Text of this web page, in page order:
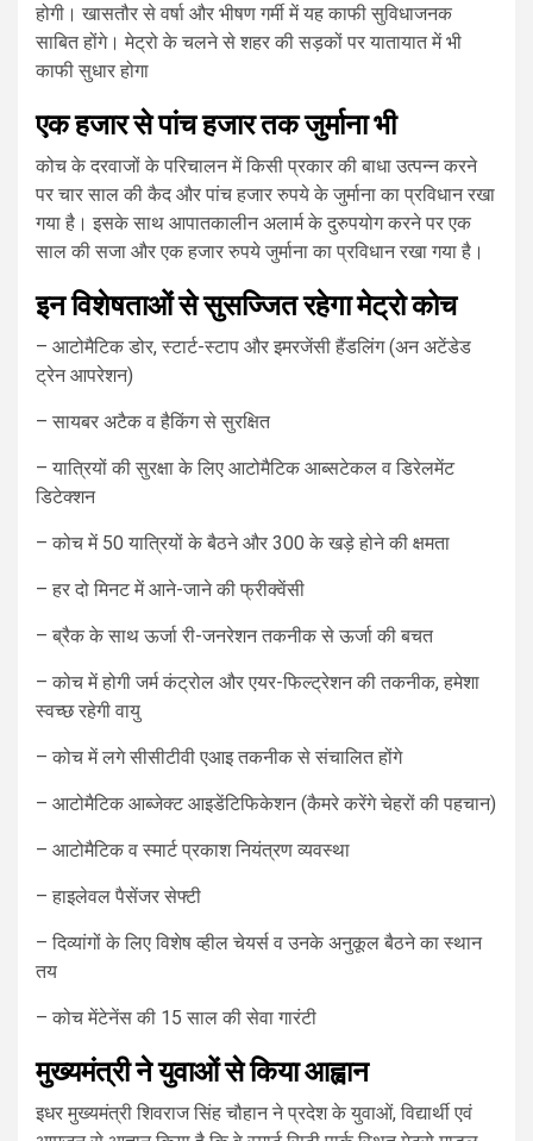
होगी। खासतौर से वर्षा और भीषण गर्मी में यह काफी सुविधाजनक
साबित होंगे। मेट्रो के चलने से शहर की सड़कों पर यातायात में भी
काफी सुधार होगा
एक हजार से पांच हजार तक जुर्माना भी
कोच के दरवाजों के परिचालन में किसी प्रकार की बाधा उत्पन्न करने
पर चार साल की कैद और पांच हजार रुपये के जुर्माना का प्रविधान रखा
गया है। इसके साथ आपातकालीन अलार्म के दुरुपयोग करने पर एक
साल की सजा और एक हजार रुपये जुर्माना का प्रविधान रखा गया है।
इन विशेषताओं से सुसज्जित रहेगा मेट्रो कोच
– आटोमैटिक डोर, स्टार्ट-स्टाप और इमरजेंसी हैंडलिंग (अन अटेंडेड
ट्रेन आपरेशन)
– सायबर अटैक व हैकिंग से सुरक्षित
– यात्रियों की सुरक्षा के लिए आटोमैटिक आब्सटेकल व डिरेलमेंट
डिटेक्शन
– कोच में 50 यात्रियों के बैठने और 300 के खड़े होने की क्षमता
– हर दो मिनट में आने-जाने की फ्रीक्वेंसी
– ब्रैक के साथ ऊर्जा री-जनरेशन तकनीक से ऊर्जा की बचत
– कोच में होगी जर्म कंट्रोल और एयर-फिल्ट्रेशन की तकनीक, हमेशा
स्वच्छ रहेगी वायु
– कोच में लगे सीसीटीवी एआइ तकनीक से संचालित होंगे
– आटोमैटिक आब्जेक्ट आइडेंटिफिकेशन (कैमरे करेंगे चेहरों की पहचान)
– आटोमैटिक व स्मार्ट प्रकाश नियंत्रण व्यवस्था
– हाइलेवल पैसेंजर सेफ्टी
– दिव्यांगों के लिए विशेष व्हील चेयर्स व उनके अनुकूल बैठने का स्थान
तय
– कोच मेंटेनेंस की 15 साल की सेवा गारंटी
मुख्यमंत्री ने युवाओं से किया आह्वान
इधर मुख्यमंत्री शिवराज सिंह चौहान ने प्रदेश के युवाओं, विद्यार्थी एवं